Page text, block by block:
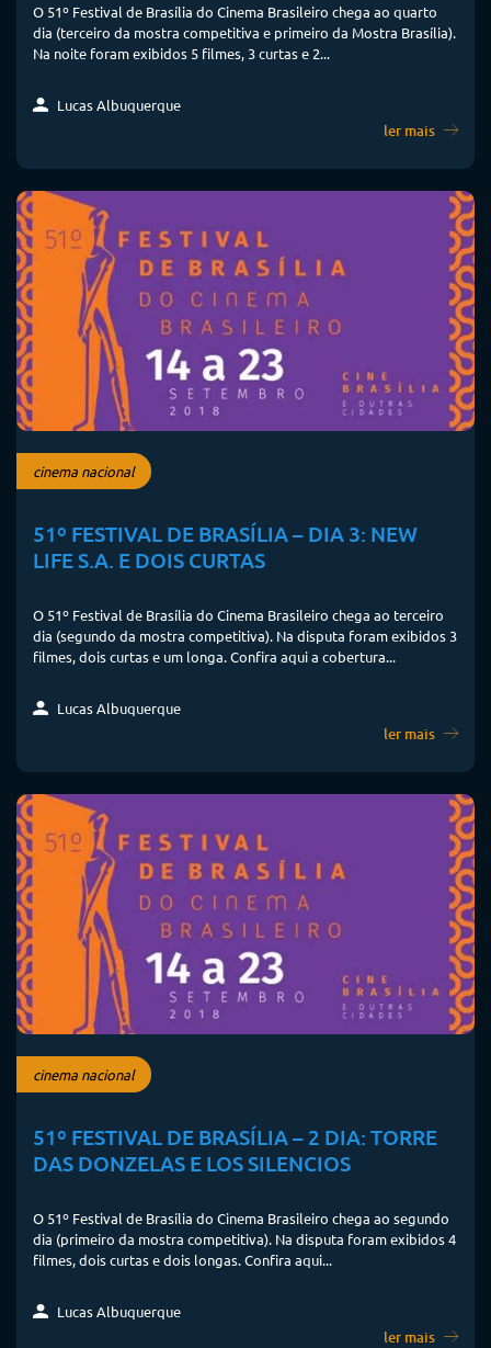
O 51º Festival de Brasília do Cinema Brasileiro chega ao quarto
dia (terceiro da mostra competitiva e primeiro da Mostra Brasília).
Na noite foram exibidos 5 filmes, 3 curtas e 2...
Lucas Albuquerque
ler mais
cinema nacional
51º FESTIVAL DE BRASÍLIA – DIA 3: NEW
LIFE S.A. E DOIS CURTAS
O 51º Festival de Brasília do Cinema Brasileiro chega ao terceiro
dia (segundo da mostra competitiva). Na disputa foram exibidos 3
filmes, dois curtas e um longa. Confira aqui a cobertura...
Lucas Albuquerque
ler mais
cinema nacional
51º FESTIVAL DE BRASÍLIA – 2 DIA: TORRE
DAS DONZELAS E LOS SILENCIOS
O 51º Festival de Brasília do Cinema Brasileiro chega ao segundo
dia (primeiro da mostra competitiva). Na disputa foram exibidos 4
filmes, dois curtas e dois longas. Confira aqui...
Lucas Albuquerque
ler mais